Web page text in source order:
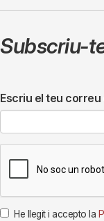
Subscriu-
Escriu el teu
He llegit i accepto la